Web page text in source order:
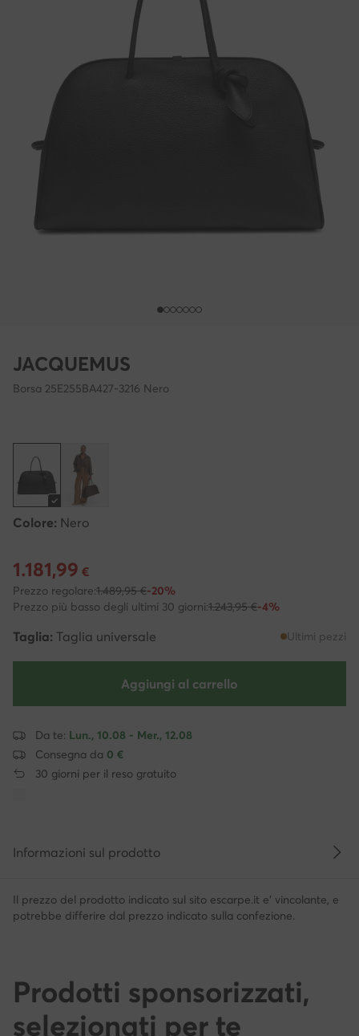
JACQUEMUS
Borsa 25E255BA427-3216 Nero
Colore: Nero
Prezzo attuale 1.181,99 €
1.181,99 €
Prezzo regolare:1.489,95 €-20%
Prezzo più basso degli ultimi 30 giorni:1.243,95 €-4%
Taglia: Taglia universale Ultimi pezzi
Aggiungi al carrello
Da te: Lun., 10.08 - Mer., 12.08
Consegna da 0 €
30 giorni per il reso gratuito
Informazioni sul prodotto
Il prezzo del prodotto indicato sul sito escarpe.it e' vincolante, e
potrebbe differire dal prezzo indicato sulla confezione.
Prodotti sponsorizzati,
selezionati per te